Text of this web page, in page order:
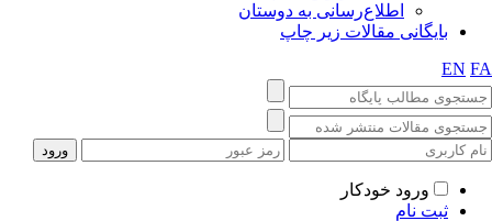
اطلاع‌رسانی به دوستان
مقالات زیر چاپ
ورود خودکار
نام